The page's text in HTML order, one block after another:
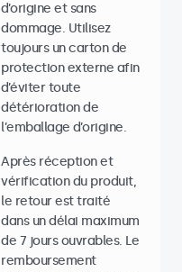
d’origine et sans
dommage. Utilisez
toujours un carton de
protection externe afin
d’éviter toute
détérioration de
l’emballage d’origine.
Après réception et
vérification du produit,
le retour est traité
dans un délai maximum
de 7 jours ouvrables. Le
remboursement